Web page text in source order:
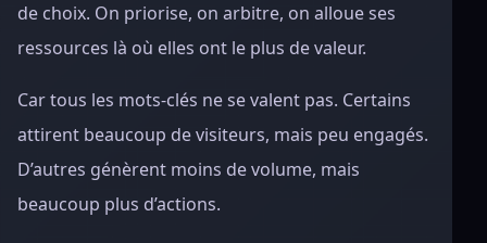
de choix. On priorise, on arbitre, on alloue ses
ressources là où elles ont le plus de valeur.
Car tous les mots-clés ne se valent pas. Certains
attirent beaucoup de visiteurs, mais peu engagés.
D’autres génèrent moins de volume, mais
beaucoup plus d’actions.